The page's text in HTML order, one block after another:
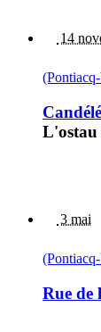
14
Candélé
L'ostau
3 mai
Rue de